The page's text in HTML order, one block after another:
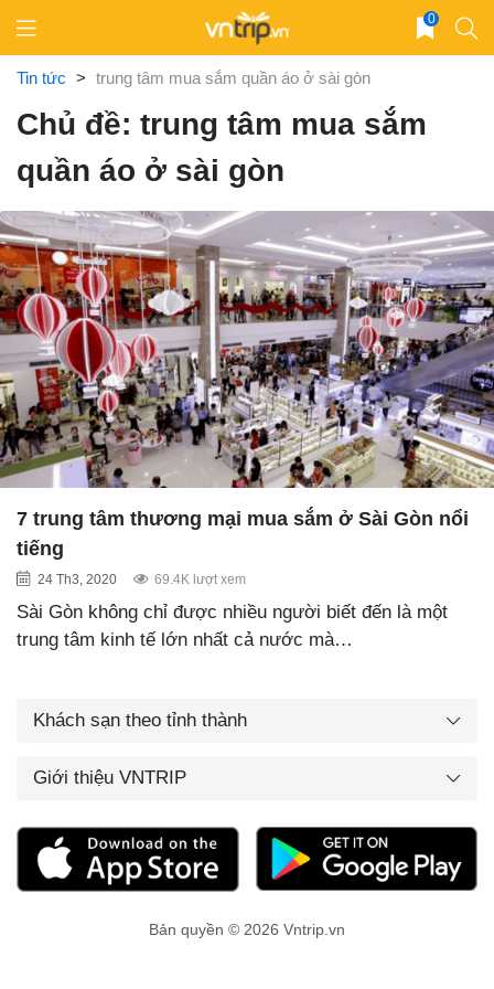
content
0
Tin tức > trung tâm mua sắm quần áo ở sài gòn
Chủ đề: trung tâm mua sắm
quần áo ở sài gòn
7 trung tâm thương mại mua sắm ở Sài Gòn nổi
tiếng
24 Th3, 2020 69.4K lượt xem
Sài Gòn không chỉ được nhiều người biết đến là một
trung tâm kinh tế lớn nhất cả nước mà…
Khách sạn theo tỉnh thành
Giới thiệu VNTRIP
Bản quyền © 2026 Vntrip.vn